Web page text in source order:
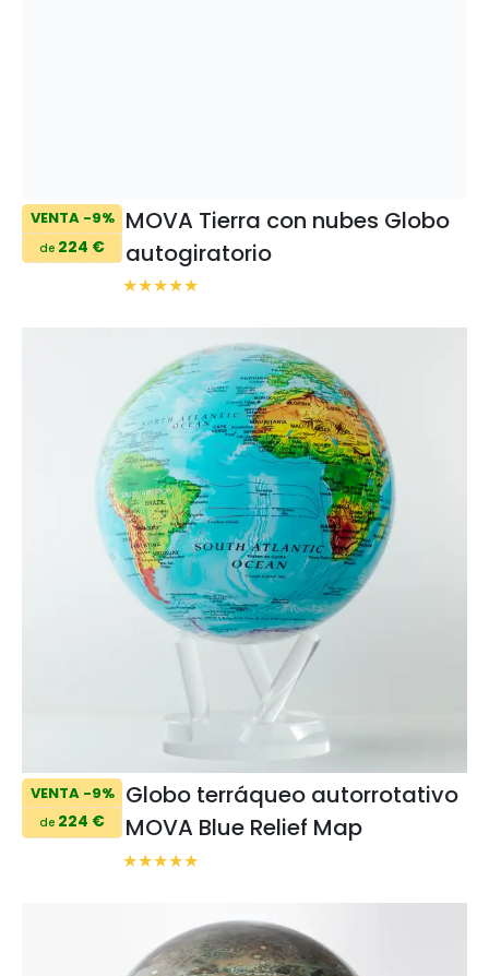
VENTA -9%
de 224 €
MOVA Tierra con nubes Globo
autogiratorio
VENTA -9%
de 224 €
Globo terráqueo autorrotativo
MOVA Blue Relief Map